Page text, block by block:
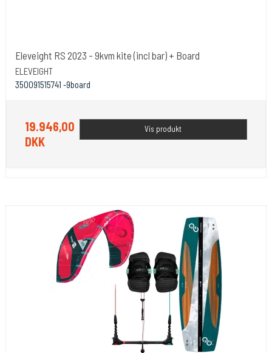
Eleveight RS 2023 - 9kvm kite (incl bar) + Board
ELEVEIGHT
350091515741 -9board
19.946,00
DKK
Vis produkt